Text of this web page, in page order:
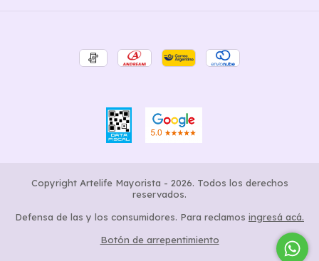
Copyright Artelife Mayorista - 2026. Todos los derechos
reservados.
Defensa de las y los consumidores. Para reclamos ingresá acá.
Botón de arrepentimiento